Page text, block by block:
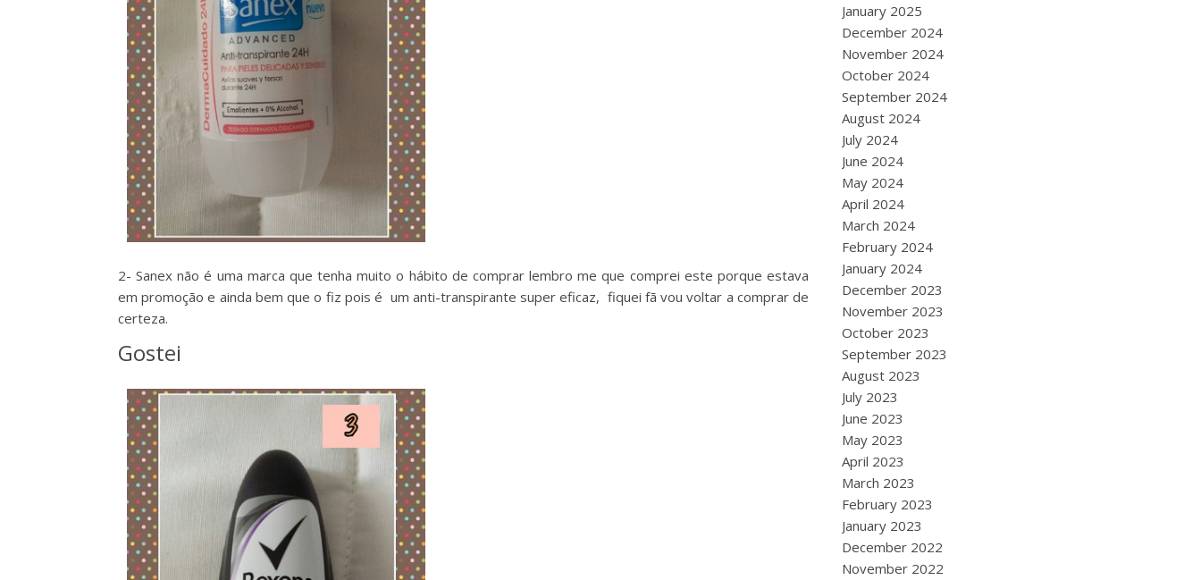
2- Sanex não é uma marca que tenha muito o hábito de comprar lembro me que comprei este porque estava
em promoção e ainda bem que o fiz pois é um anti-transpirante super eficaz, fiquei fã vou voltar a comprar de
certeza.
Gostei
January 2025
December 2024
November 2024
October 2024
September 2024
August 2024
July 2024
June 2024
May 2024
April 2024
March 2024
February 2024
January 2024
December 2023
November 2023
October 2023
September 2023
August 2023
July 2023
June 2023
May 2023
April 2023
March 2023
February 2023
January 2023
December 2022
November 2022